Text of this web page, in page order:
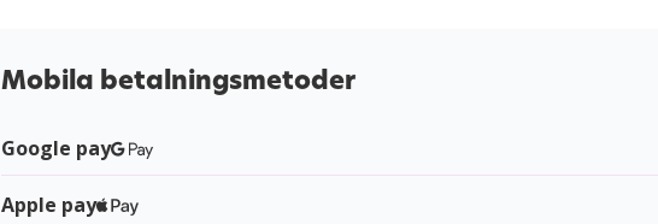
Mobila betalningsmetoder
Google pay
Apple pay